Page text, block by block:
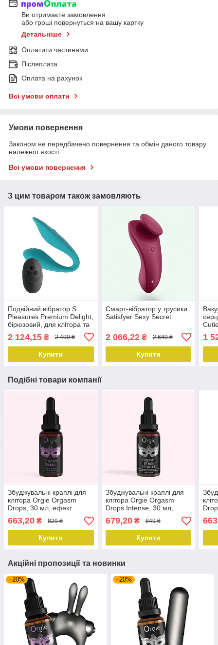
Ви отримаєте замовлення
або гроші повернуться на вашу картку
Детальніше
Оплатити частинами
Післяплата
Оплата на рахунок
Всі умови оплати
Умови повернення
Законом не передбачено повернення та обмін даного товару
належної якості
Всі умови повернення
З цим товаром також замовляють
Подвійний вібратор S
Pleasures Premium Delight,
бірюзовий, для клітора та
2 124,15 ₴ 2 499 ₴
Купити
Смарт-вібратор у трусики
Satisfyer Sexy Secret
2 066,22₴ 2 649 ₴
Купити
1
Подібні товари компанії
Збуджувальні краплі для
клітора Orgie Orgasm
Drops, 30 мл, ефект
розігріву та охолодження
663,20 ₴ 829 ₴
Купити
Збуджувальні краплі для
клітора Orgie Orgasm
Drops Intense, 30 мл,
тепло-холод, смак яблука
679,20₴ 849 ₴
Купити
Акційні пропозиції та новинки
–20% –20%